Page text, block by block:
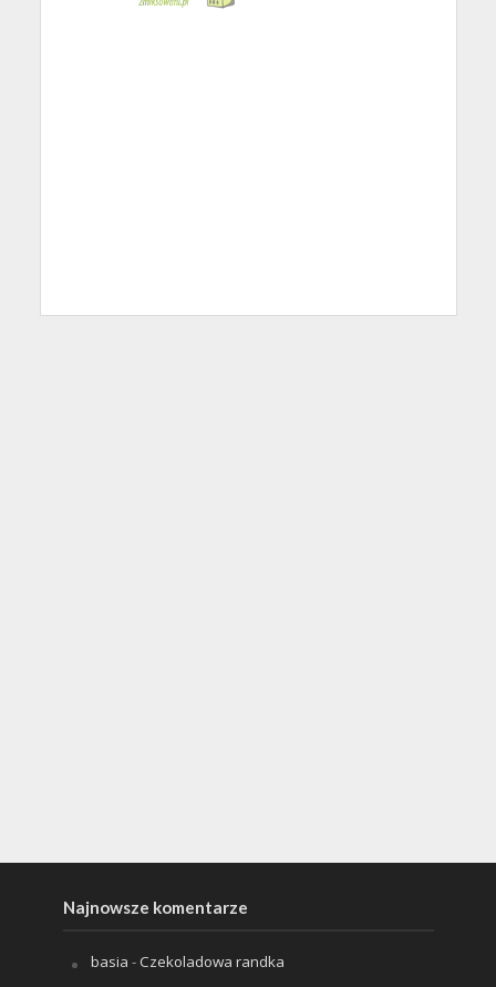
Najnowsze komentarze
basia -Czekoladowa randka